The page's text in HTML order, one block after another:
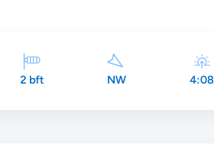
2 bft NW 4:08